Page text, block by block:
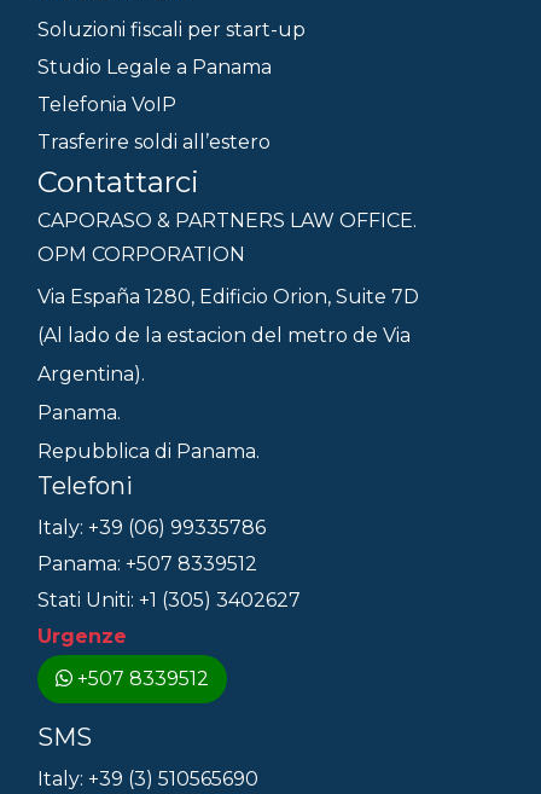
Soluzioni fiscali per start-up
Studio Legale a Panama
Telefonia VoIP
Trasferire soldi all’estero
Contattarci
CAPORASO & PARTNERS LAW OFFICE.
OPM CORPORATION
Via España 1280, Edificio Orion, Suite 7D
(Al lado de la estacion del metro de Via
Argentina).
Panama.
Repubblica di Panama.
Telefoni
Italy: +39 (06) 99335786
Panama: +507 8339512
Stati Uniti: +1 (305) 3402627
Urgenze
+507 8339512
SMS
Italy: +39 (3) 510565690